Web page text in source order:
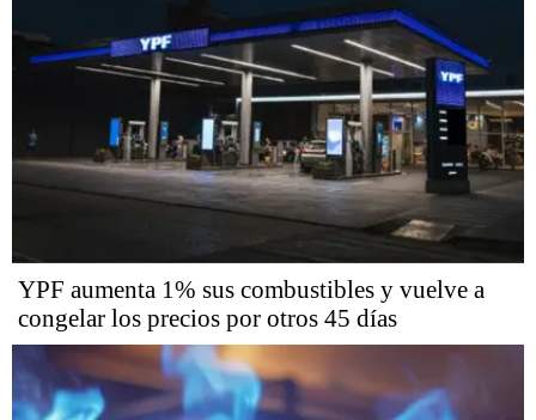
YPF aumenta 1% sus combustibles y vuelve a
congelar los precios por otros 45 días